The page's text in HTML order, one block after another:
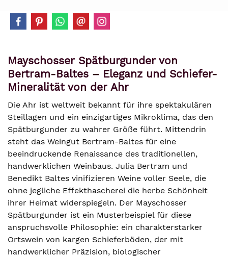
Mayschosser Spätburgunder von
Bertram-Baltes – Eleganz und Schiefer-
Mineralität von der Ahr
Die Ahr ist weltweit bekannt für ihre spektakulären
Steillagen und ein einzigartiges Mikroklima, das den
Spätburgunder zu wahrer Größe führt. Mittendrin
steht das Weingut Bertram-Baltes für eine
beeindruckende Renaissance des traditionellen,
handwerklichen Weinbaus. Julia Bertram und
Benedikt Baltes vinifizieren Weine voller Seele, die
ohne jegliche Effekthascherei die herbe Schönheit
ihrer Heimat widerspiegeln. Der Mayschosser
Spätburgunder ist ein Musterbeispiel für diese
anspruchsvolle Philosophie: ein charakterstarker
Ortswein von kargen Schieferböden, der mit
handwerklicher Präzision, biologischer